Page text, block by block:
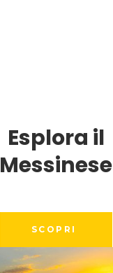
Esplora il
Messinese
SCOPRI